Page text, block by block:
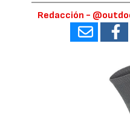
Redacción -